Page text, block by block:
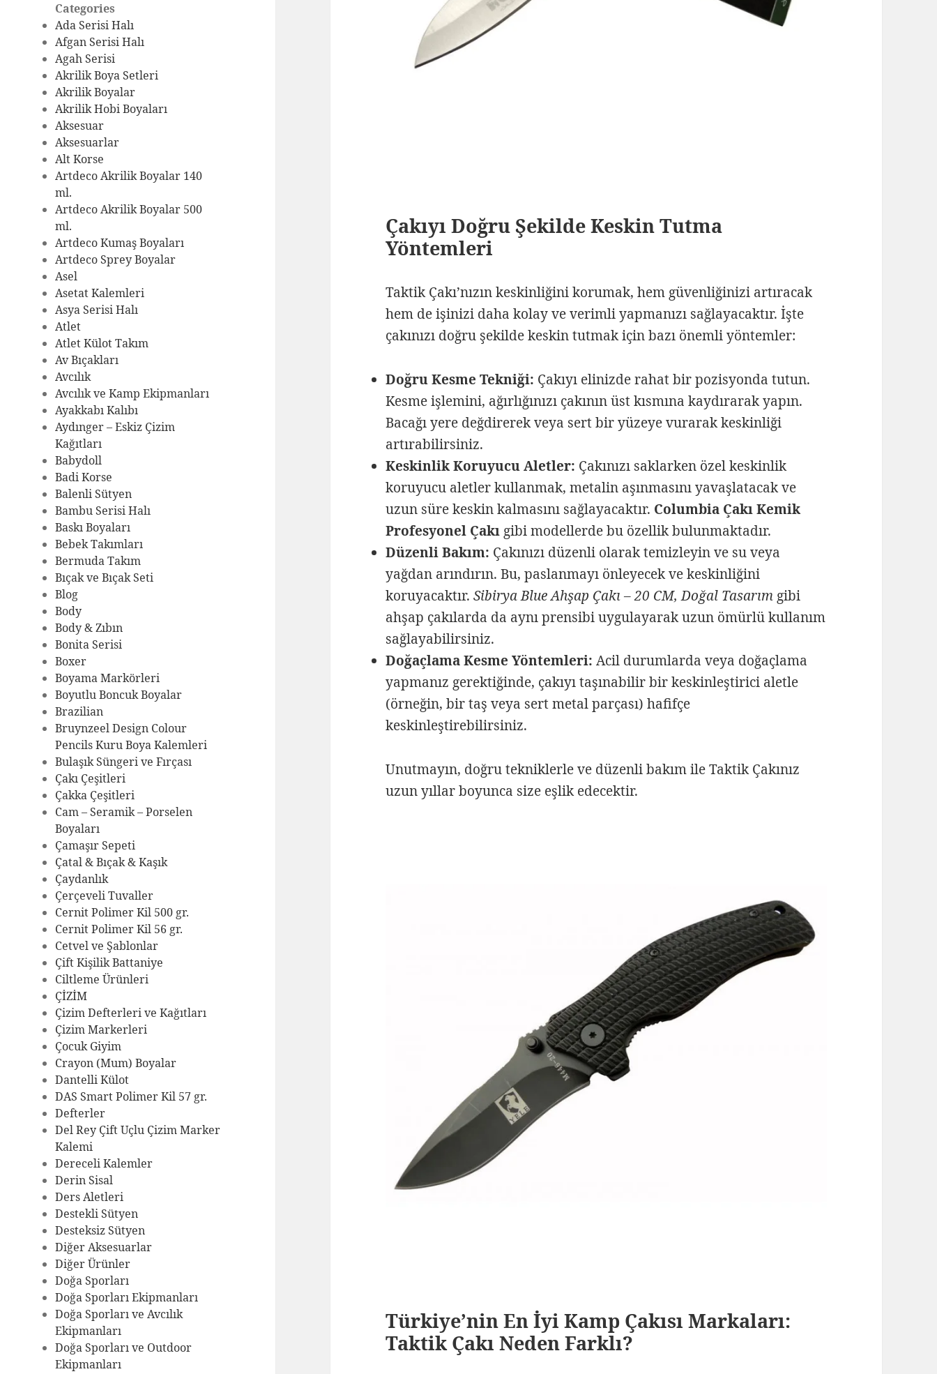
Categories
Ada Serisi Halı
Afgan Serisi Halı
Agah Serisi
Akrilik Boya Setleri
Akrilik Boyalar
Akrilik Hobi Boyaları
Aksesuar
Aksesuarlar
Alt Korse
Artdeco Akrilik Boyalar 140
ml.
Artdeco Akrilik Boyalar 500
ml.
Artdeco Kumaş Boyaları
Artdeco Sprey Boyalar
Asel
Asetat Kalemleri
Asya Serisi Halı
Atlet
Atlet Külot Takım
Av Bıçakları
Avcılık
Avcılık ve Kamp Ekipmanları
Ayakkabı Kalıbı
Aydınger – Eskiz Çizim
Kağıtları
Babydoll
Badi Korse
Balenli Sütyen
Bambu Serisi Halı
Baskı Boyaları
Bebek Takımları
Bermuda Takım
Bıçak ve Bıçak Seti
Blog
Body
Body & Zıbın
Bonita Serisi
Boxer
Boyama Markörleri
Boyutlu Boncuk Boyalar
Brazilian
Bruynzeel Design Colour
Pencils Kuru Boya Kalemleri
Bulaşık Süngeri ve Fırçası
Çakı Çeşitleri
Çakka Çeşitleri
Cam – Seramik – Porselen
Boyaları
Çamaşır Sepeti
Çatal & Bıçak & Kaşık
Çaydanlık
Çerçeveli Tuvaller
Cernit Polimer Kil 500 gr.
Cernit Polimer Kil 56 gr.
Cetvel ve Şablonlar
Çift Kişilik Battaniye
Ciltleme Ürünleri
ÇİZİM
Çizim Defterleri ve Kağıtları
Çizim Markerleri
Çocuk Giyim
Crayon (Mum) Boyalar
Dantelli Külot
DAS Smart Polimer Kil 57 gr.
Defterler
Del Rey Çift Uçlu Çizim Marker
Kalemi
Dereceli Kalemler
Derin Sisal
Ders Aletleri
Destekli Sütyen
Desteksiz Sütyen
Diğer Aksesuarlar
Diğer Ürünler
Doğa Sporları
Doğa Sporları Ekipmanları
Doğa Sporları ve Avcılık
Ekipmanları
Doğa Sporları ve Outdoor
Ekipmanları
Çakıyı Doğru Şekilde Keskin Tutma
Yöntemleri
Taktik Çakı’nızın keskinliğini korumak, hem güvenliğinizi artıracak
hem de işinizi daha kolay ve verimli yapmanızı sağlayacaktır. İşte
çakınızı doğru şekilde keskin tutmak için bazı önemli yöntemler:
Doğru Kesme Tekniği: Çakıyı elinizde rahat bir pozisyonda tutun.
Kesme işlemini, ağırlığınızı çakının üst kısmına kaydırarak yapın.
Bacağı yere değdirerek veya sert bir yüzeye vurarak keskinliği
artırabilirsiniz.
Keskinlik Koruyucu Aletler: Çakınızı saklarken özel keskinlik
koruyucu aletler kullanmak, metalin aşınmasını yavaşlatacak ve
uzun süre keskin kalmasını sağlayacaktır. Columbia Çakı Kemik
Profesyonel Çakı gibi modellerde bu özellik bulunmaktadır.
Düzenli Bakım: Çakınızı düzenli olarak temizleyin ve su veya
yağdan arındırın. Bu, paslanmayı önleyecek ve keskinliğini
koruyacaktır.Sibirya Blue Ahşap Çakı – 20 CM, Doğal Tasarım gibi
ahşap çakılarda da aynı prensibi uygulayarak uzun ömürlü kullanım
sağlayabilirsiniz.
Doğaçlama Kesme Yöntemleri: Acil durumlarda veya doğaçlama
yapmanız gerektiğinde, çakıyı taşınabilir bir keskinleştirici aletle
(örneğin, bir taş veya sert metal parçası) hafifçe
keskinleştirebilirsiniz.
Unutmayın, doğru tekniklerle ve düzenli bakım ile Taktik Çakınız
uzun yıllar boyunca size eşlik edecektir.
Türkiye’nin En İyi Kamp Çakısı Markaları:
Taktik Çakı Neden Farklı?